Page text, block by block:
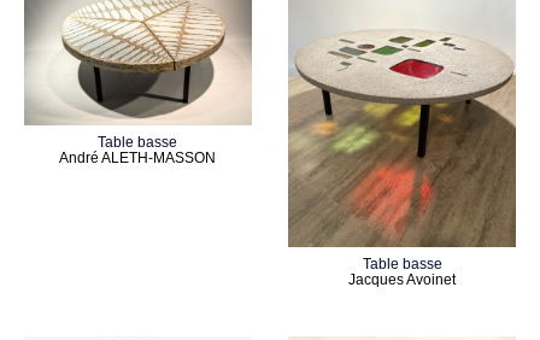
Table basse
André ALETH-MASSON
Table basse
Jacques Avoinet